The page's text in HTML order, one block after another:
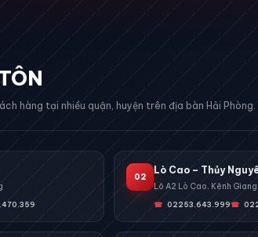
hàng tại nhiều quận, huyện trên địa bàn Hải Phòng.
02
Lò Cao – Thủy
Lô A2 Lò Cao, Kênh
02253.643.999